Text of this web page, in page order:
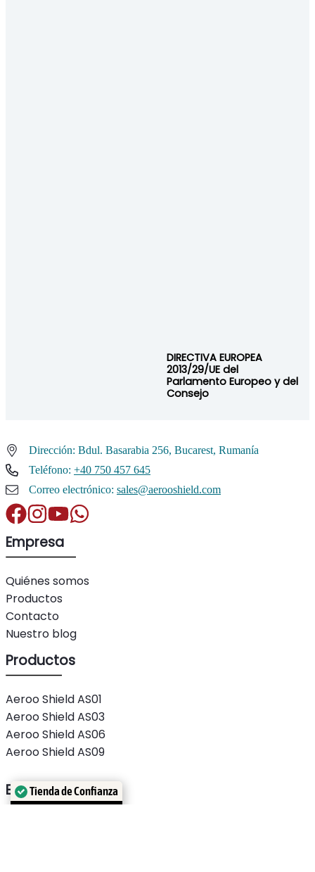
DIRECTIVA EUROPEA
2013/29/UE del
Parlamento Europeo y del
Consejo
Dirección: Bdul. Basarabia 256, Bucarest, Rumanía
Teléfono: +40 750 457 645
Correo electrónico: sales@aerooshield.com
Empresa
Quiénes somos
Productos
Contacto
Nuestro blog
Productos
Aeroo Shield AS01
Aeroo Shield AS03
Aeroo Shield AS06
Aeroo Shield AS09
Enlaces útiles
Tienda de Confianza
Verificado por: Trustindex